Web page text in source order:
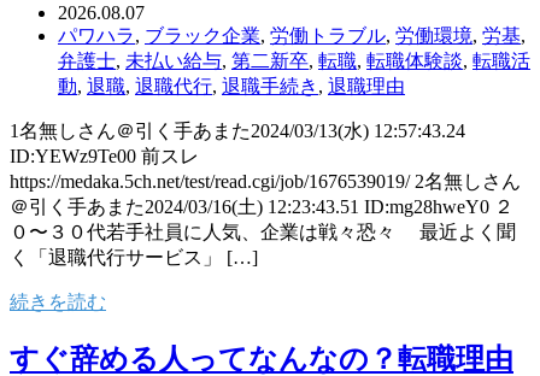
2026.08.07
パワハラ, ブラック企業, 労働トラブル, 労働環境, 労基,
弁護士, 未払い給与, 第二新卒, 転職, 転職体験談, 転職活
動, 退職, 退職代行, 退職手続き , 退職理由
1名無しさん＠引く手あまた2024/03/13(水) 12:57:43.24
ID:YEWz9Te00 前スレ
https://medaka.5ch.net/test/read.cgi/job/1676539019/ 2名無しさん
＠引く手あまた2024/03/16(土) 12:23:43.51 ID:mg28hweY0 ２
０〜３０代若手社員に人気、企業は戦々恐々 最近よく聞
く「退職代行サービス」 […]
続きを読む
すぐ辞める人ってなんなの？転職理由